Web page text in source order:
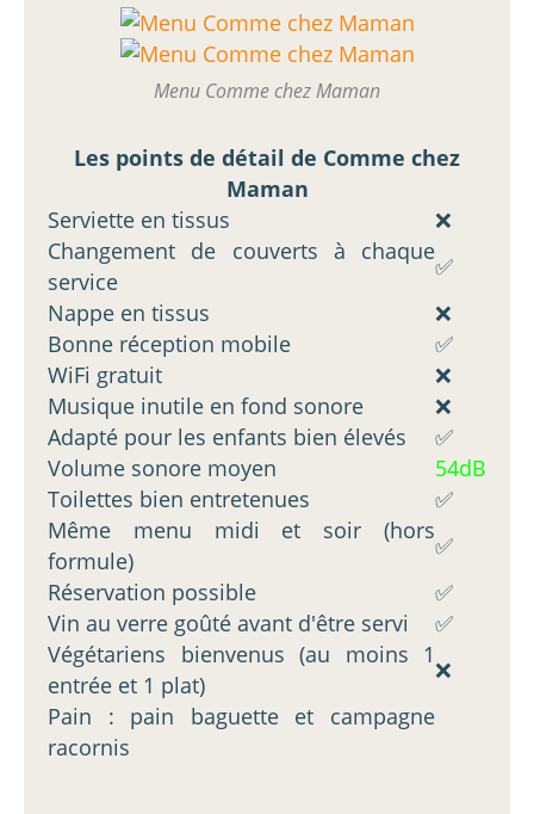
Menu Comme chez Maman
Les points de détail de Comme chez
Maman
Serviette en tissus
❌
Changement de couverts à chaque
service
✅
Nappe en tissus
❌
Bonne réception mobile
✅
WiFi gratuit
❌
Musique inutile en fond sonore
❌
Adapté pour les enfants bien élevés
✅
Volume sonore moyen
54dB
Toilettes bien entretenues
✅
Même menu midi et soir (hors
formule)
✅
Réservation possible
✅
Vin au verre goûté avant d'être servi
✅
Végétariens bienvenus (au moins 1
entrée et 1 plat)
❌
Pain : pain baguette et campagne
racornis